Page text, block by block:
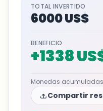
TOTAL INVERTIDO
6000 US$
BENEFICIO
+1338
Monedas acumuladas
Compartir